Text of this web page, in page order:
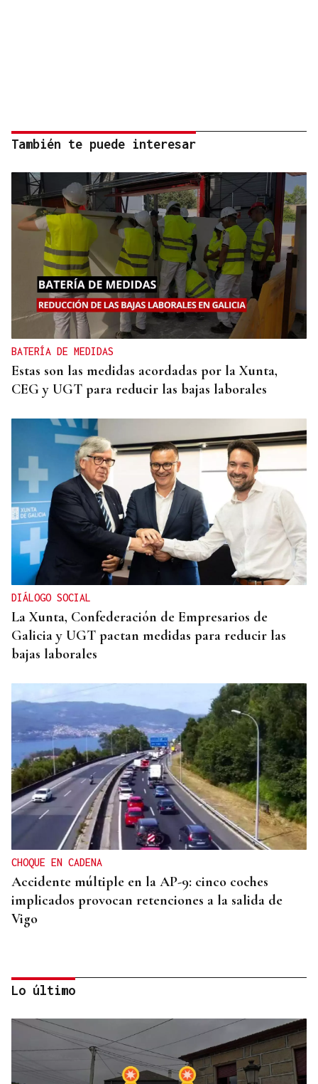
También te puede interesar
BATERÍA DE MEDIDAS
Estas son las medidas acordadas por la Xunta,
CEG y UGT para reducir las bajas laborales
DIÁLOGO SOCIAL
La Xunta, Confederación de Empresarios de
Galicia y UGT pactan medidas para reducir las
bajas laborales
CHOQUE EN CADENA
Accidente múltiple en la AP-9: cinco coches
implicados provocan retenciones a la salida de
Vigo
Lo último